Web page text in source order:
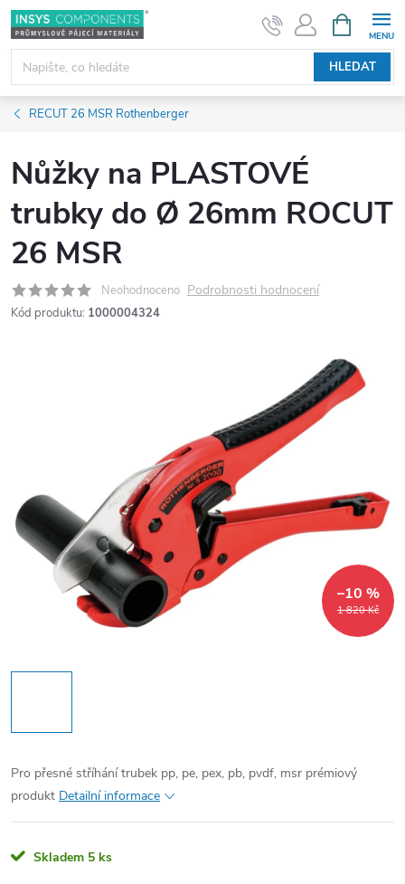
Přejít
na
obsah
HLEDAT
NÁKUPNÍ
KOŠÍK
RECUT 26 MSR Rothenberger
Nůžky na PLASTOVÉ
trubky do Ø 26mm ROCUT
26 MSR
Neohodnoceno Podrobnosti hodnocení
Kód produktu: 1000004324
1 820 Kč
–10 %
Pro přesné stříhání trubek pp, pe, pex, pb, pvdf, msr prémiový
produkt Detailní informace
Skladem 5 ks